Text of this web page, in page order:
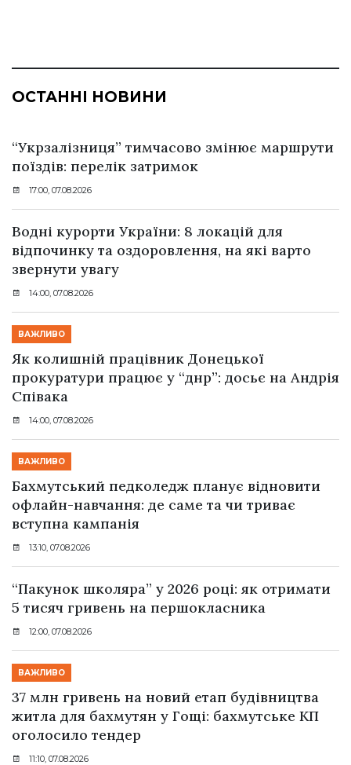
ОСТАННІ НОВИНИ
“Укрзалізниця” тимчасово змінює маршрути
поїздів: перелік затримок
17:00, 07.08.2026
Водні курорти України: 8 локацій для
відпочинку та оздоровлення, на які варто
звернути увагу
14:00, 07.08.2026
ВАЖЛИВО
Як колишній працівник Донецької
прокуратури працює у “днр”: досьє на Андрія
Співака
14:00, 07.08.2026
ВАЖЛИВО
Бахмутський педколедж планує відновити
офлайн-навчання: де саме та чи триває
вступна кампанія
13:10, 07.08.2026
“Пакунок школяра” у 2026 році: як отримати
5 тисяч гривень на першокласника
12:00, 07.08.2026
ВАЖЛИВО
37 млн гривень на новий етап будівництва
житла для бахмутян у Гощі: бахмутське КП
оголосило тендер
11:10, 07.08.2026